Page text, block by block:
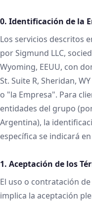
0. Identificación de la
Los servicios descritos
por Sigmund LLC,
Wyoming, EEUU, con
St. Suite R, Sheridan,
o "la Empresa". Para
entidades del grupo
Argentina), la
específica se indicará
1. Aceptación de los
El uso o contratación
implica la aceptación